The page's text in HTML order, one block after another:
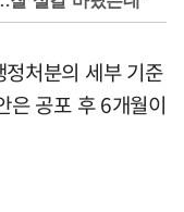
처분의 세부 기준
은 공포 후 6개월이